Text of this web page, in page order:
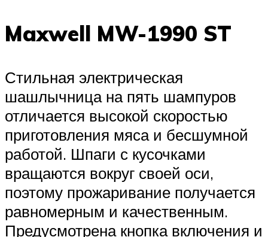
Maxwell MW-1990 ST
Стильная электрическая
шашлычница на пять шампуров
отличается высокой скоростью
приготовления мяса и бесшумной
работой. Шпаги с кусочками
вращаются вокруг своей оси,
поэтому прожаривание получается
равномерным и качественным.
Предусмотрена кнопка включения и